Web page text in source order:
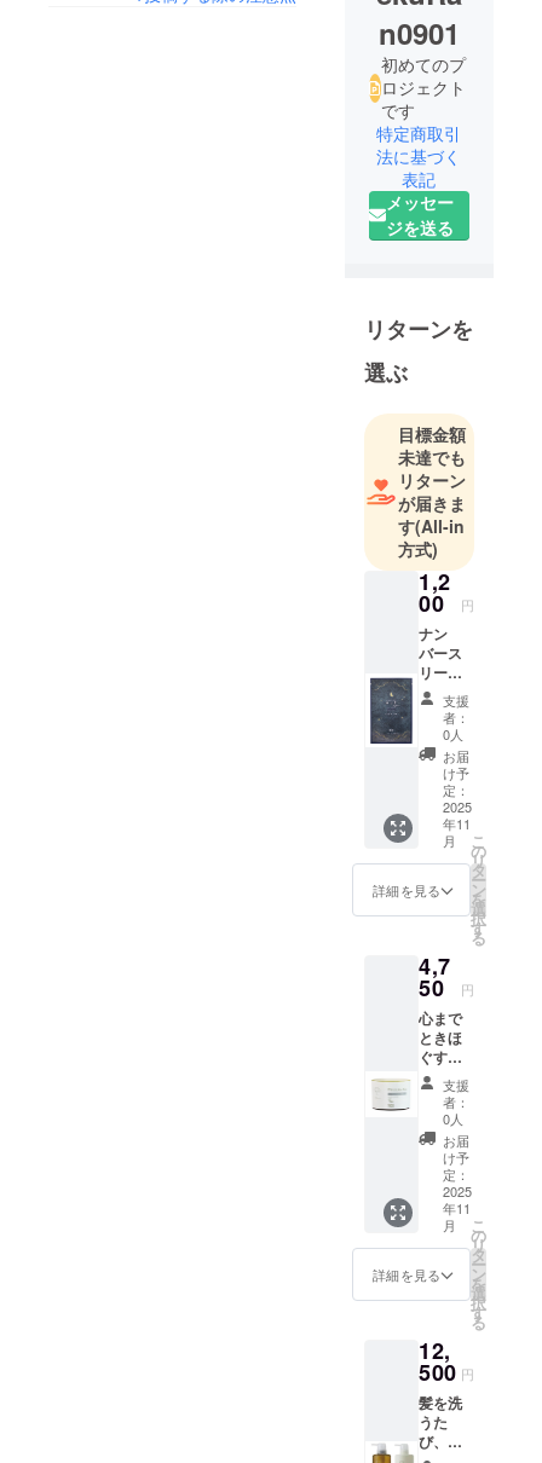
n0901
初めてのプ
ロジェクト
です
特定商取引
法に基づく
表記
メッセー
ジを送る
リターンを
選ぶ
目標金額
未達でも
リターン
が届きま
す(All-in
方式)
1,2
00 円
ナン
バース
リー
HUE ラ
ラバイ
マスク
（フェ
イスマ
スク）
肌にも
ララバ
イなご
褒美タ
イム
を。優
しさで
む高保
湿フェ
イスマ
スク。
忙しい
毎日や
季節の
変わり
目でゆ
らぎが
ちな肌
に。
HUE
ララバ
イマス
クは敏
感肌に
のうる
おい成
分を
たっぷ
り配合
した
支援
者：
0人
お届
け予
定：
2025
年11
月
詳細を見る
こ
の
リ
タ
ー
ン
を
選
択
す
る
4,7
50 円
心まで
ときほ
ぐす、
髪のス
ペシャ
ルケア
ユルル
カ ヘ
アーマ
スク
が、つ
いにク
ラファ
ンに登
場！
日々の
ジを受
けた髪
に。 カ
ラーや
乾燥で
パサつ
支援
者：
0人
お届
け予
定：
2025
年11
月
詳細を見る
こ
の
リ
タ
ー
ン
を
選
択
す
る
12,
500 円
髪を洗
うた
び、癒